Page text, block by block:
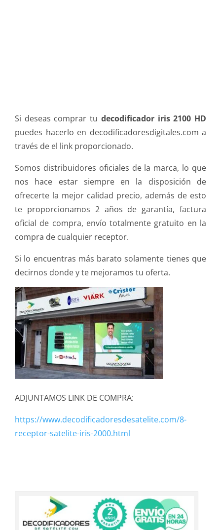
Si deseas comprar tu decodificador iris 2100 HD
puedes hacerlo en decodificadoresdigitales.com a
través de el link proporcionado.
Somos distribuidores oficiales de la marca, lo que
nos hace estar siempre en la disposición de
ofrecerte la mejor calidad precio, además de esto
te proporcionamos 2 años de garantía, factura
oficial de compra, envío totalmente gratuito en la
compra de cualquier receptor.
Si lo encuentras más barato solamente tienes que
decirnos donde y te mejoramos tu oferta.
ADJUNTAMOS LINK DE COMPRA:
https://www.decodificadoresdesatelite.com/8-
receptor-satelite-iris-2000.html